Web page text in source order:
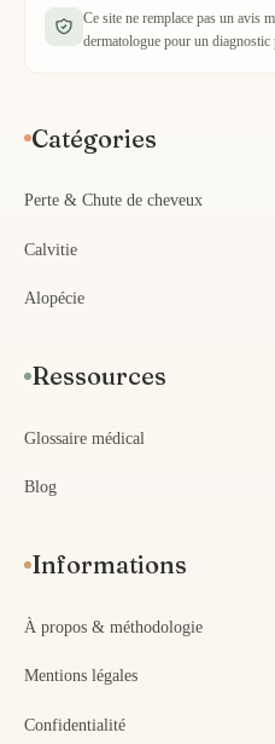
Ce site ne remplace pas un avis
dermatologue pour un diagnostic
Catégories
Perte & Chute de cheveux
Calvitie
Alopécie
Ressources
Glossaire médical
Blog
Informations
À propos & méthodologie
Mentions légales
Confidentialité